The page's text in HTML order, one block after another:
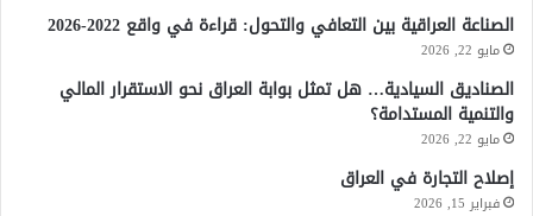
الصناعة العراقية بين التعافي والتحول: قراءة في واقع 2022-2026
مايو 22, 2026
الصناديق السيادية… هل تمثل بوابة العراق نحو الاستقرار المالي
والتنمية المستدامة؟
مايو 22, 2026
إصلاح التجارة في العراق
فبراير 15, 2026